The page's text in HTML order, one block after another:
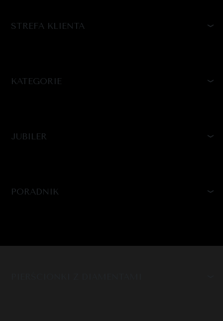
STREFA KLIENTA
KATEGORIE
JUBILER
PORADNIK